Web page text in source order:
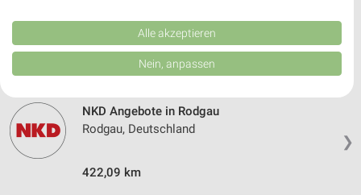
Dieburg, Deutschland
431,32 km
❯
NKD Angebote in Rodgau
Rodgau, Deutschland
422,09 km
Kombinationen von Daten aus verschiedenen Quellen. Entwicklung und
Verbesserung der Angebote. Verwendung reduzierter Daten zur Auswahl
von Inhalten.
Daten können außerhalb der Europäischen Union weitergegeben und in die
Website/App.
Partnerliste anzeigen (1 IAB-Anbieter)
Wir nutzen Ihre Daten für folgende Zwecke:
IAB-Verarbeitungszwecke:
Alle akzeptieren
Nein, anpassen